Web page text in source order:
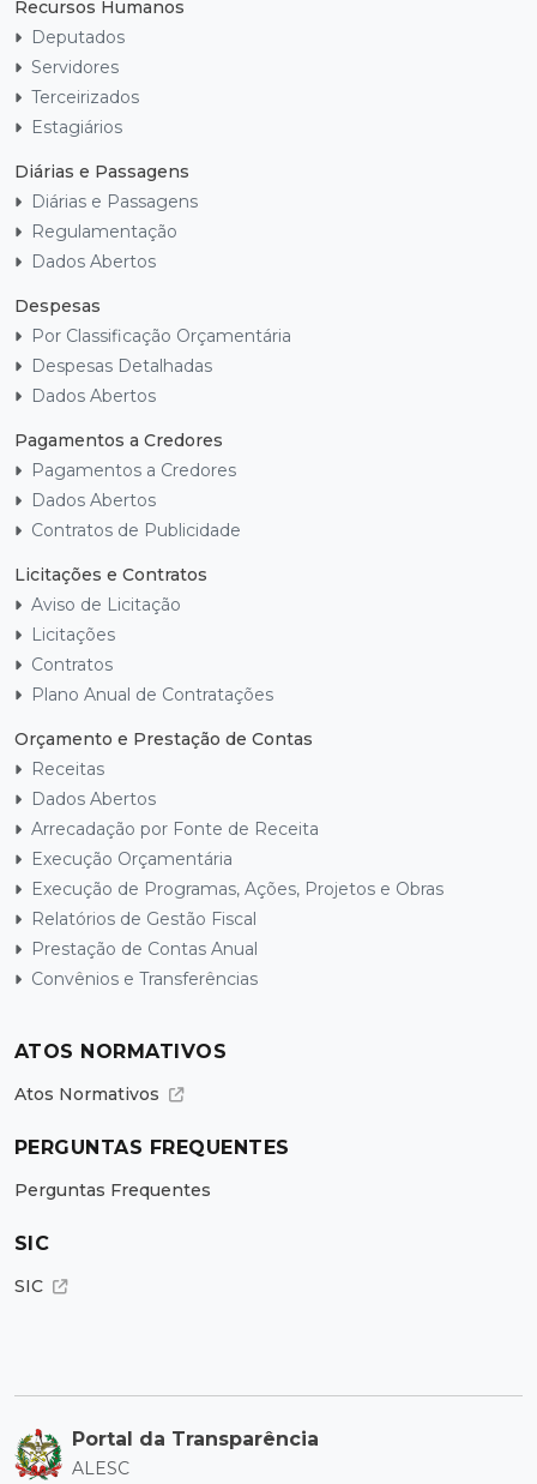
Recursos Humanos
Deputados
Servidores
Terceirizados
Estagiários
Diárias e Passagens
Diárias e Passagens
Regulamentação
Dados Abertos
Despesas
Por Classificação Orçamentária
Despesas Detalhadas
Dados Abertos
Pagamentos a Credores
Pagamentos a Credores
Dados Abertos
Contratos de Publicidade
Licitações e Contratos
Aviso de Licitação
Licitações
Contratos
Plano Anual de Contratações
Orçamento e Prestação de Contas
Receitas
Dados Abertos
Arrecadação por Fonte de Receita
Execução Orçamentária
Execução de Programas, Ações, Projetos e Obras
Relatórios de Gestão Fiscal
Prestação de Contas Anual
Convênios e Transferências
ATOS NORMATIVOS
Atos Normativos
PERGUNTAS FREQUENTES
Perguntas Frequentes
SIC
SIC
Portal da Transparência
ALESC